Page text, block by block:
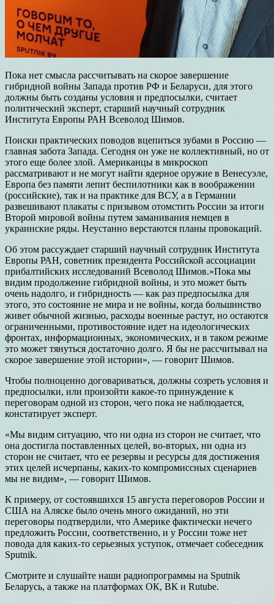
Пока нет смысла рассчитывать на скорое завершение
гибридной войны Запада против РФ и Беларуси, для этого
должны быть созданы условия и предпосылки, считает
политический эксперт, старший научный сотрудник
Института Европы РАН Всеволод Шимов.
Поиски практических поводов вцепиться зубами в Россию ―
главная забота Запада. Сегодня он уже не коллективный, но от
этого еще более злой. Американцы в микроскоп
рассматривают и не могут найти ядерное оружие в Венесуэле,
Европа без памяти лепит беспилотники как в воображении
(российские), так и на практике для ВСУ, а в Германии
развешивают плакаты с призывом отомстить России за итоги
Второй мировой войны путем заманивания немцев в
украинские ряды. Неустанно верстаются планы провокаций.
Об этом рассуждает старший научный сотрудник Института
Европы РАН, советник президента Российской ассоциации
прибалтийских исследований Всеволод Шимов.»Пока мы
видим продолжение гибридной войны, и это может быть
очень надолго, и гибридность ― как раз предпосылка для
этого, это состояние не мира и не войны, когда большинство
живет обычной жизнью, расходы военные растут, но остаются
ограниченными, противостояние идет на идеологических
фронтах, информационных, экономических, и в таком режиме
это может тянуться достаточно долго. Я бы не рассчитывал на
скорое завершение этой истории», ― говорит Шимов.
Чтобы полноценно договариваться, должны созреть условия и
предпосылки, или произойти какое-то принуждение к
переговорам одной из сторон, чего пока не наблюдается,
констатирует эксперт.
«Мы видим ситуацию, что ни одна из сторон не считает, что
она достигла поставленных целей, во-вторых, ни одна из
сторон не считает, что ее резервы и ресурсы для достижения
этих целей исчерпаны, каких-то компромиссных сценариев
мы не видим», ― говорит Шимов.
К примеру, от состоявшихся 15 августа переговоров России и
США на Аляске было очень много ожиданий, но эти
переговоры подтвердили, что Америке фактически нечего
предложить России, соответственно, и у России тоже нет
повода для каких-то серьезных уступок, отмечает собеседник
Sputnik.
Смотрите и слушайте наши радиопрограммы на Sputnik
Беларусь, а также на платформах ОК, ВК и Rutube.